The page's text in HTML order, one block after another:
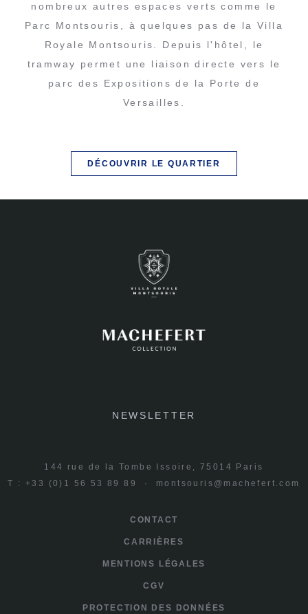
nombreux autres espaces verts comme le
Parc Montsouris, à quelques pas de la Villa
Royale Montsouris. Depuis l'hôtel, le
tramway permet une liaison directe vers le
parc des Expositions de la Porte de
Versailles.
DÉCOUVRIR LE QUARTIER
NEWSLETTER
CONTACT
CARRIÈRES
MENTIONS LÉGALES
CGV
PROTECTION DES DONNÉES
144 rue de la Tombe Issoire, 75014 Paris
T : +33 (0)1 56 53 89 89 · montsouris@machefert.com